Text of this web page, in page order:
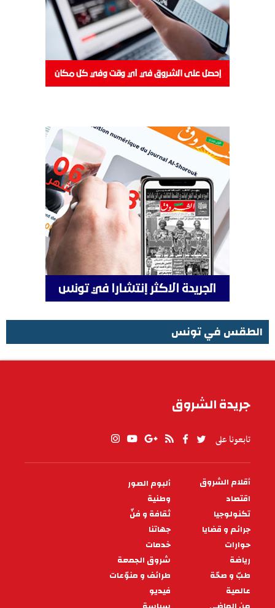
الطقس في تونس
جريدة الشروق
تابعونا على
PIED
DE
PAGE
أقلام الشروق
ألبوم الصور
اقتصاد
وطنية
تكنولوجيا
ثقافة و فنّ
جرائم و قضايا
جهاتنا
حوارات
خدمات
رياضة
شروق الجمعة
طبّ و صحّة
طرائف و منوّعات
عالمية
فيديو